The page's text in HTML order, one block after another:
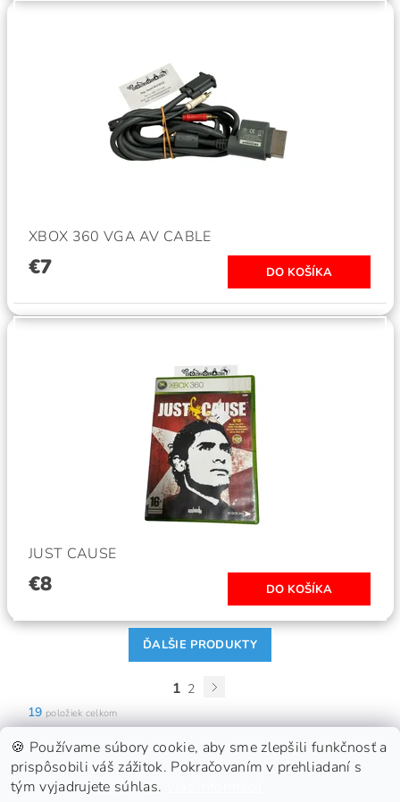
XBOX 360 VGA AV CABLE
€7
JUST CAUSE
€8
ĎALŠIE PRODUKTY
1 2
19 položiek celkom
🍪 Používame súbory cookie, aby sme zlepšili funkčnosť a
prispôsobili váš zážitok. Pokračovaním v prehliadaní s
tým vyjadrujete súhlas.